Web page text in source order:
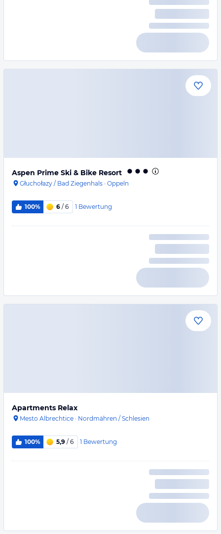
Aspen Prime Ski & Bike Resort
Głuchołazy / Bad Ziegenhals · Oppeln
100% 6 / 6 1 Bewertung
Apartments Relax
Mesto Albrechtice · Nordmähren / Schlesien
100% 5,9 / 6 1 Bewertung